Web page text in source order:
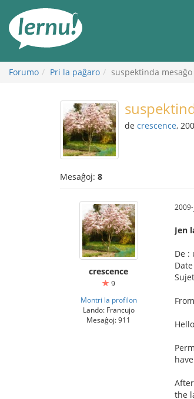
enhavo
Forumo Pri la paĝaro suspektinda mesaĝo
de crescence,
Mesaĝoj: 8
crescence
9
Montri la profilon
Lando: Francujo
Mesaĝoj: 911
Jen
De :
the